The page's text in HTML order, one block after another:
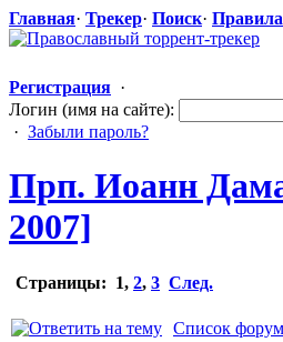
Главная· Трекер· Поиск· Правила
Регистрация ·
Логин (имя на сайте):
· Забыли пароль?
Прп. Иоанн
2007]
Страницы: 1, 2, 3 След.
Список